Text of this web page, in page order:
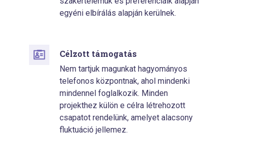
egyéni elbírálás alapján kerülnek.
Célzott támogatás
Nem tartjuk magunkat hagyományos
telefonos központnak, ahol mindenki
mindennel foglalkozik. Minden
projekthez külön e célra létrehozott
csapatot rendelünk, amelyet alacsony
fluktuáció jellemez.